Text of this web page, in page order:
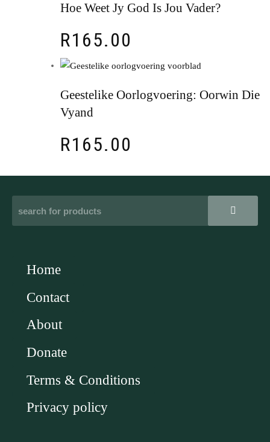
Hoe Weet Jy God Is Jou Vader?
R165.00
Geestelike Oorlogvoering: Oorwin Die
Vyand
R165.00
Home
Contact
About
Donate
Terms & Conditions
Privacy policy